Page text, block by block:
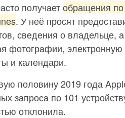
получаетобращения
. У неё просят
сведения о владельце,
фотографии, электронную
и календари.
половину 2019 года
запроса по 101
отклонила.